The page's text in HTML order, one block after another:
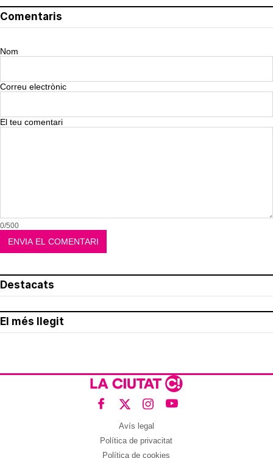
Comentaris
Nom
Correu electrònic
El teu comentari
0/500
Destacats
El més llegit
Avís legal
Política de privacitat
Política de cookies